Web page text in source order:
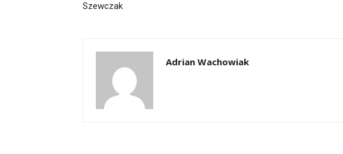
Szewczak
Adrian Wachowiak